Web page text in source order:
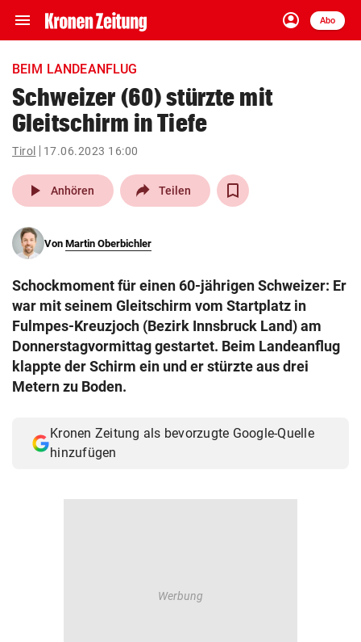
menu Navigation
ein-/ausklappen
account_circle
Anmelden
Abo
close Schließen
account_circle Anmelden
pin_drop
Wien arrow_right
search
eingeben
© Krone Multimedia GmbH & Co KG 2026
Muthgasse 2, 1190 Wien
BEIM LANDEANFLUG
Schweizer (60) stürzte mit
Gleitschirm in Tiefe
Tirol 17.06.2023 16:00
play_arrow Anhören Teilen
Von Martin Oberbichler
Schockmoment für einen 60-jährigen Schweizer: Er
war mit seinem Gleitschirm vom Startplatz in
Fulmpes-Kreuzjoch (Bezirk Innsbruck Land) am
Donnerstagvormittag gestartet. Beim Landeanflug
klappte der Schirm ein und er stürzte aus drei
Metern zu Boden.
Kronen Zeitung als bevorzugte Google-Quelle
hinzufügen